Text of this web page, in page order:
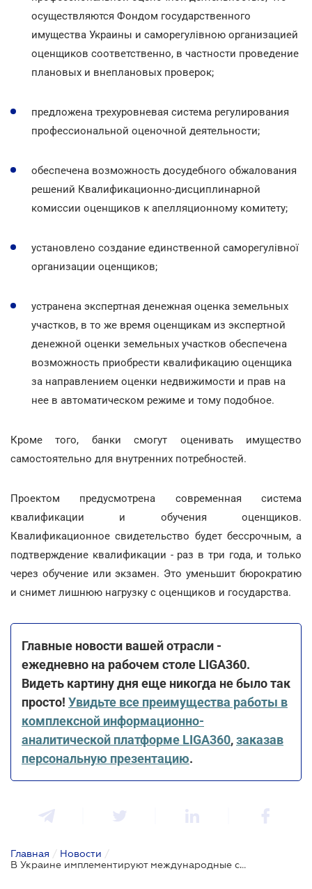
осуществляются Фондом государственного
имущества Украины и саморегулівною организацией
оценщиков соответственно, в частности проведение
плановых и внеплановых проверок;
предложена трехуровневая система регулирования
профессиональной оценочной деятельности;
обеспечена возможность досудебного обжалования
решений Квалификационно-дисциплинарной
комиссии оценщиков к апелляционному комитету;
установлено создание единственной саморегулівної
организации оценщиков;
устранена экспертная денежная оценка земельных
участков, в то же время оценщикам из экспертной
денежной оценки земельных участков обеспечена
возможность приобрести квалификацию оценщика
за направлением оценки недвижимости и прав на
нее в автоматическом режиме и тому подобное.
Кроме того, банки смогут оценивать имущество
самостоятельно для внутренних потребностей.
Проектом предусмотрена современная система
квалификации и обучения оценщиков.
Квалификационное свидетельство будет бессрочным, а
подтверждение квалификации - раз в три года, и только
через обучение или экзамен. Это уменьшит бюрократию
и снимет лишнюю нагрузку с оценщиков и государства.
Главные новости вашей отрасли -
ежедневно на рабочем столе LIGA360.
Видеть картину дня еще никогда не было так
просто! Увидьте все преимущества работы в
комплексной информационно-
аналитической платформе LIGA360,заказав
персональную презентацию.
Главная / Новости /
В Украине имплементируют международные стандарты оценки имущества - проект